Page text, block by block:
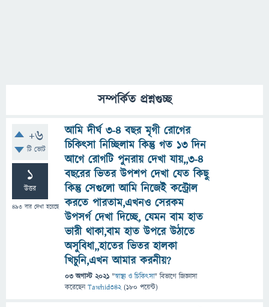
সম্পর্কিত প্রশ্নগুচ্ছ
+6
টি ভোট
1
উত্তর
493 বার দেখা হয়েছে
আমি দীর্ঘ ৩-৪ বছর মৃগী রোগের
চিকিৎসা নিচ্ছিলাম কিন্তু গত ১৩ দিন
আগে রোগটি পুনরায় দেখা যায়,,৩-৪
বছরের ভিতর উপশপ দেখা যেত কিছু
কিন্তু সেগুলো আমি নিজেই কন্ট্রোল
করতে পারতাম,এখনও সেরকম
উপসর্গ দেখা দিচ্ছে, যেমন বাম হাত
ভারী থাকা,বাম হাত উপরে উঠাতে
অসুবিধা,,হাতের ভিতর হালকা
খিচুনি,এখন আমার করনীয়?
03 অগাস্ট 2021 "স্বাস্থ্য ও চিকিৎসা" বিভাগে জিজ্ঞাসা
করেছেনTawhid342 (180 পয়েন্ট)